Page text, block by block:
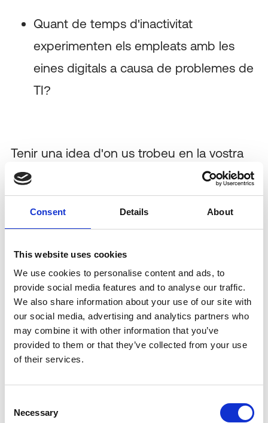
Consent Details About
This website uses cookies
We use cookies to personalise content and ads, to
provide social media features and to analyse our traffic.
We also share information about your use of our site with
our social media, advertising and analytics partners who
may combine it with other information that you’ve
provided to them or that they’ve collected from your use
of their services.
Selection
Necessary
Quant de temps d'inactivitat
experimenten els empleats amb les
eines digitals a causa de problemes de
TI?
Tenir una idea d'on us trobeu en la vostra
experiència digital d'empleat us ajudarà a
guiar el camí cap als següents passos
adequats. Aquest exercici us ajudarà en
capacites els membres de l'equip per
rendir al màxim.
Diàleg entre direcció i recursos humans
amb els usuaris finalsés la millor manera
d'entendre els problemes més urgents als